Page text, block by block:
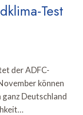
Test
der ADFC-
können
Deutschland